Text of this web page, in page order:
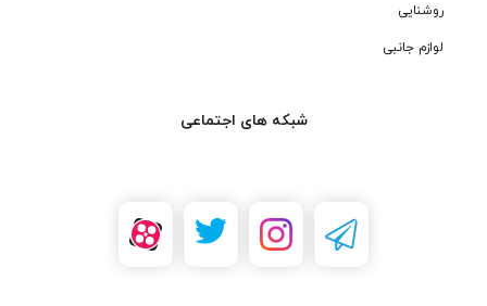
روشنایی
لوازم جانبی
شبکه های اجتماعی